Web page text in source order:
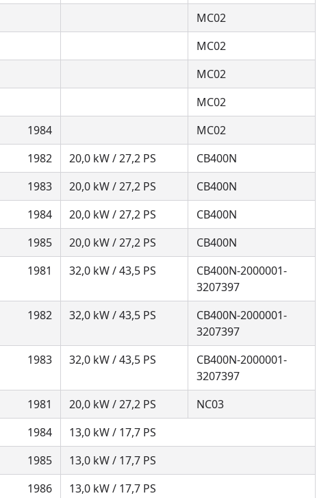
MC02
MC02
MC02
MC02
1984
MC02
1982 20,0 kW / 27,2 PS
CB400N
1983 20,0 kW / 27,2 PS
CB400N
1984 20,0 kW / 27,2 PS
CB400N
1985 20,0 kW / 27,2 PS
CB400N
1981 32,0 kW / 43,5 PS
CB400N-2000001-
3207397
1982 32,0 kW / 43,5 PS
CB400N-2000001-
3207397
1983 32,0 kW / 43,5 PS
CB400N-2000001-
3207397
1981 20,0 kW / 27,2 PS
NC03
1984
13,0 kW / 17,7 PS
1985
13,0 kW / 17,7 PS
1986 13,0 kW / 17,7 PS